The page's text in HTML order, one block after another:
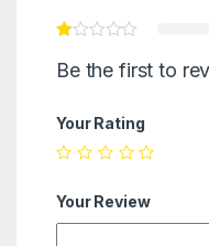
Be the first to
Your Rating
Your Review